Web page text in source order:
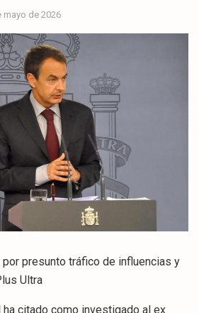
mayo de 2026
presunto tráfico de influencias y
Ultra
ha citado como investigado al ex